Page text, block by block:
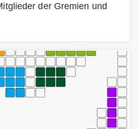
der Gremien und